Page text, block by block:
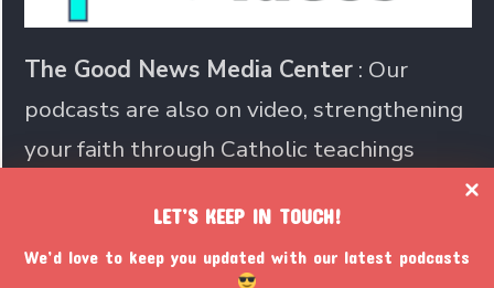
LET’S KEEP IN TOUCH!
We’d love to keep you updated with our latest podcasts
The Good News Media Center : Our
podcasts are also on video, strengthening
your faith through Catholic teachings
Join us in sharing the Catholic
faith with the world